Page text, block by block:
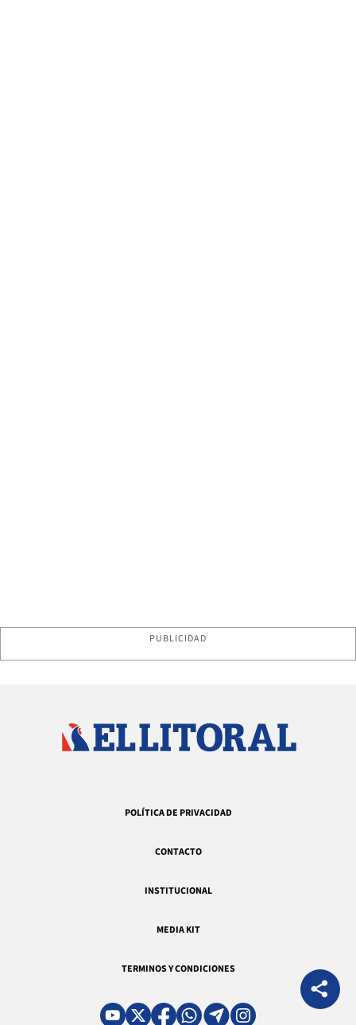
PUBLICIDAD
POLÍTICA DE PRIVACIDAD
CONTACTO
INSTITUCIONAL
MEDIA KIT
TERMINOS Y CONDICIONES